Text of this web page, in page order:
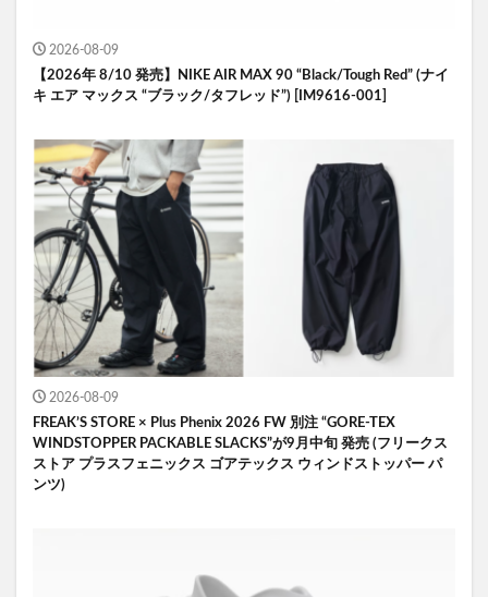
2026-08-09
【2026年 8/10 発売】NIKE AIR MAX 90 “Black/Tough Red” (ナイ
キ エア マックス “ブラック/タフレッド”) [IM9616-001]
2026-08-09
FREAK’S STORE × Plus Phenix 2026 FW 別注 “GORE-TEX
WINDSTOPPER PACKABLE SLACKS”が9月中旬 発売 (フリークス
ストア プラスフェニックス ゴアテックス ウィンドストッパー パ
ンツ)